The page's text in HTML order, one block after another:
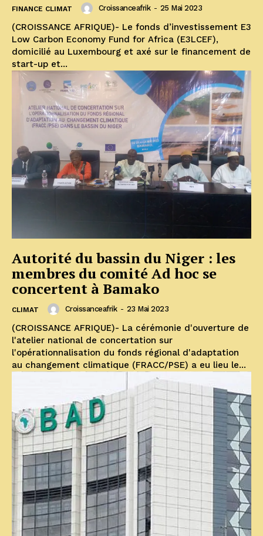
FINANCE CLIMAT Croissanceafrik - 25 Mai 2023
(CROISSANCE AFRIQUE)- Le fonds d’investissement E3
Low Carbon Economy Fund for Africa (E3LCEF),
domicilié au Luxembourg et axé sur le financement de
start-up et...
Autorité du bassin du Niger : les
membres du comité Ad hoc se
concertent à Bamako
CLIMAT Croissanceafrik - 23 Mai 2023
(CROISSANCE AFRIQUE)- La cérémonie d'ouverture de
l'atelier national de concertation sur
l'opérationnalisation du fonds régional d'adaptation
au changement climatique (FRACC/PSE) a eu lieu le...